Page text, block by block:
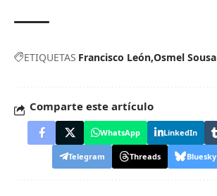
ETIQUETAS Francisco León Osmel Sousa
Comparte este artículo
WhatsApp LinkedIn
Telegram Threads Bluesky